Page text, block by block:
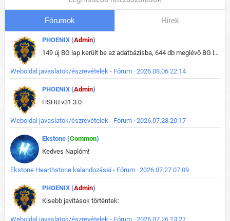
Fórumok Hirek
PHOENIX (Admin)
149 új BG lap került be az adatbázisba, 644 db meglévő BG lap módosult, bekerültek az új képek a megváltozott lapokhoz is.
Weboldal javaslatok/észrevételek - Fórum · 2026.08.06 22:14
PHOENIX (Admin)
HSHU v31.3.0
Weboldal javaslatok/észrevételek - Fórum · 2026.07.28 20:17
Ekstone (Common)
Kedves Naplóm!
Ekstone Hearthstone kalandozásai - Fórum · 2026.07.27 07:09
PHOENIX (Admin)
Kisebb javítások történtek:
Weboldal javaslatok/észrevételek - Fórum · 2026.07.26 13:27